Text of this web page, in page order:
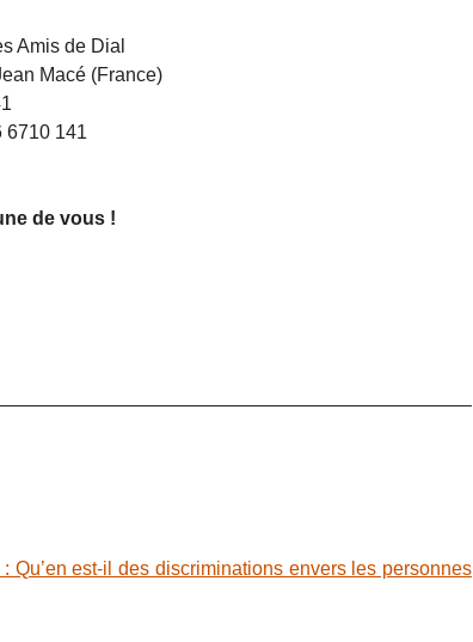
Amis de Dial
Macé (France)
6710 141
de vous !
Qu’en est-il des discriminations envers les personnes